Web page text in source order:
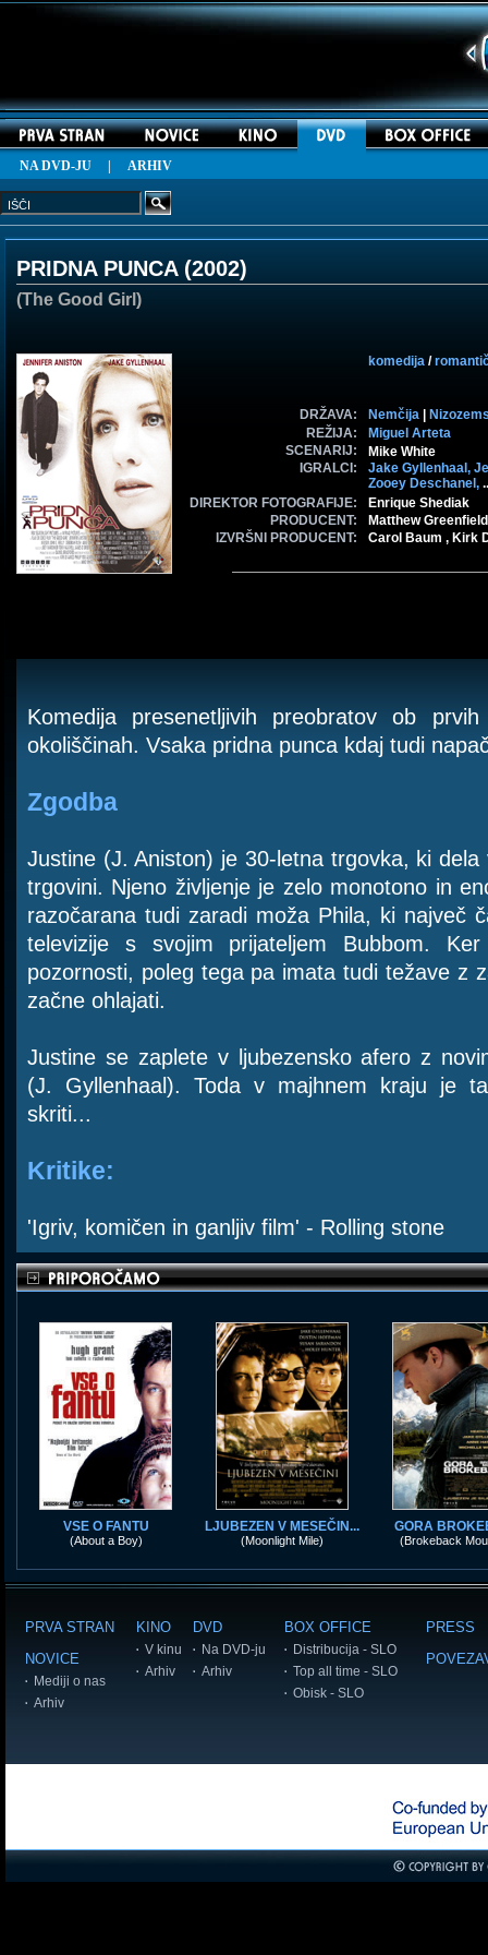
NA DVD-JU ARHIV
PRIDNA PUNCA (2002)
(The Good Girl)
komedija /
DRŽAVA: Nemčija
REŽIJA:
Miguel Arteta
SCENARIJ:
Mike White
IGRALCI:
Jake Gyllenhaal,
Zooey Deschanel,
DIREKTOR FOTOGRAFIJE:
Enrique Shediak
PRODUCENT:
Matthew Greenfield
IZVRŠNI PRODUCENT:
Carol Baum , Kirk
Komedija presenetljivih preobratov ob
okoliščinah. Vsaka pridna punca kdaj tudi
Zgodba
Justine (J. Aniston) je 30-letna trgovka, ki dela
trgovini. Njeno življenje je zelo monotono in
razočarana tudi zaradi moža Phila, ki največ
televizije s svojim prijateljem Bubbom.
pozornosti, poleg tega pa imata tudi težave z
začne ohlajati.
Justine se zaplete v ljubezensko afero z
(J. Gyllenhaal). Toda v majhnem kraju je
skriti...
Kritike:
'Igriv, komičen in ganljiv film' - Rolling stone
VSE O FANTU
(About a Boy)
LJUBEZEN V MESEČIN...
(Moonlight Mile)
GORA
(Brokeback
PRVA STRAN
NOVICE
Mediji o nas
Arhiv
KINO
V kinu
Arhiv
DVD
Na DVD-ju
Arhiv
BOX OFFICE
Distribucija - SLO
Top all time - SLO
Obisk - SLO
PRESS